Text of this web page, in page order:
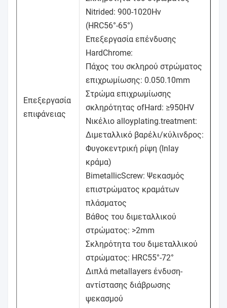
Επεξεργασία
επιφάνειας
Nitrided: 900-1020Hv
(HRC56°-65°)
Επεξεργασία επένδυσης
HardChrome:
Πάχος του σκληρού στρώματος
επιχρωμίωσης: 0.050.10mm
Στρώμα επιχρωμίωσης
σκληρότητας ofHard: ≥950HV
Νικέλιο alloyplating.treatment:
Διμεταλλικό βαρέλι/κύλινδρος:
Φυγοκεντρική ρίψη (Inlay
κράμα)
BimetallicScrew: Ψεκασμός
επιστρώματος κραμάτων
πλάσματος
Βάθος του διμεταλλικού
στρώματος: >2mm
Σκληρότητα του διμεταλλικού
στρώματος: HRC55°-72°
Διπλά metallayers ένδυση-
αντίστασης διάβρωσης
ψεκασμού